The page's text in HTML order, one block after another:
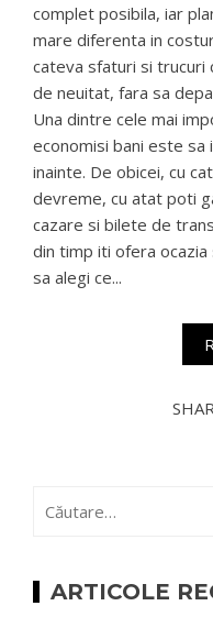
complet posibila, iar
mare diferenta in
cateva sfaturi si trucuri
de neuitat, fara sa
Una dintre cele mai
economisi bani este sa
inainte. De obicei, cu
devreme, cu atat poti
cazare si bilete de
din timp iti ofera
sa alegi ce...
după:
ARTICOLE